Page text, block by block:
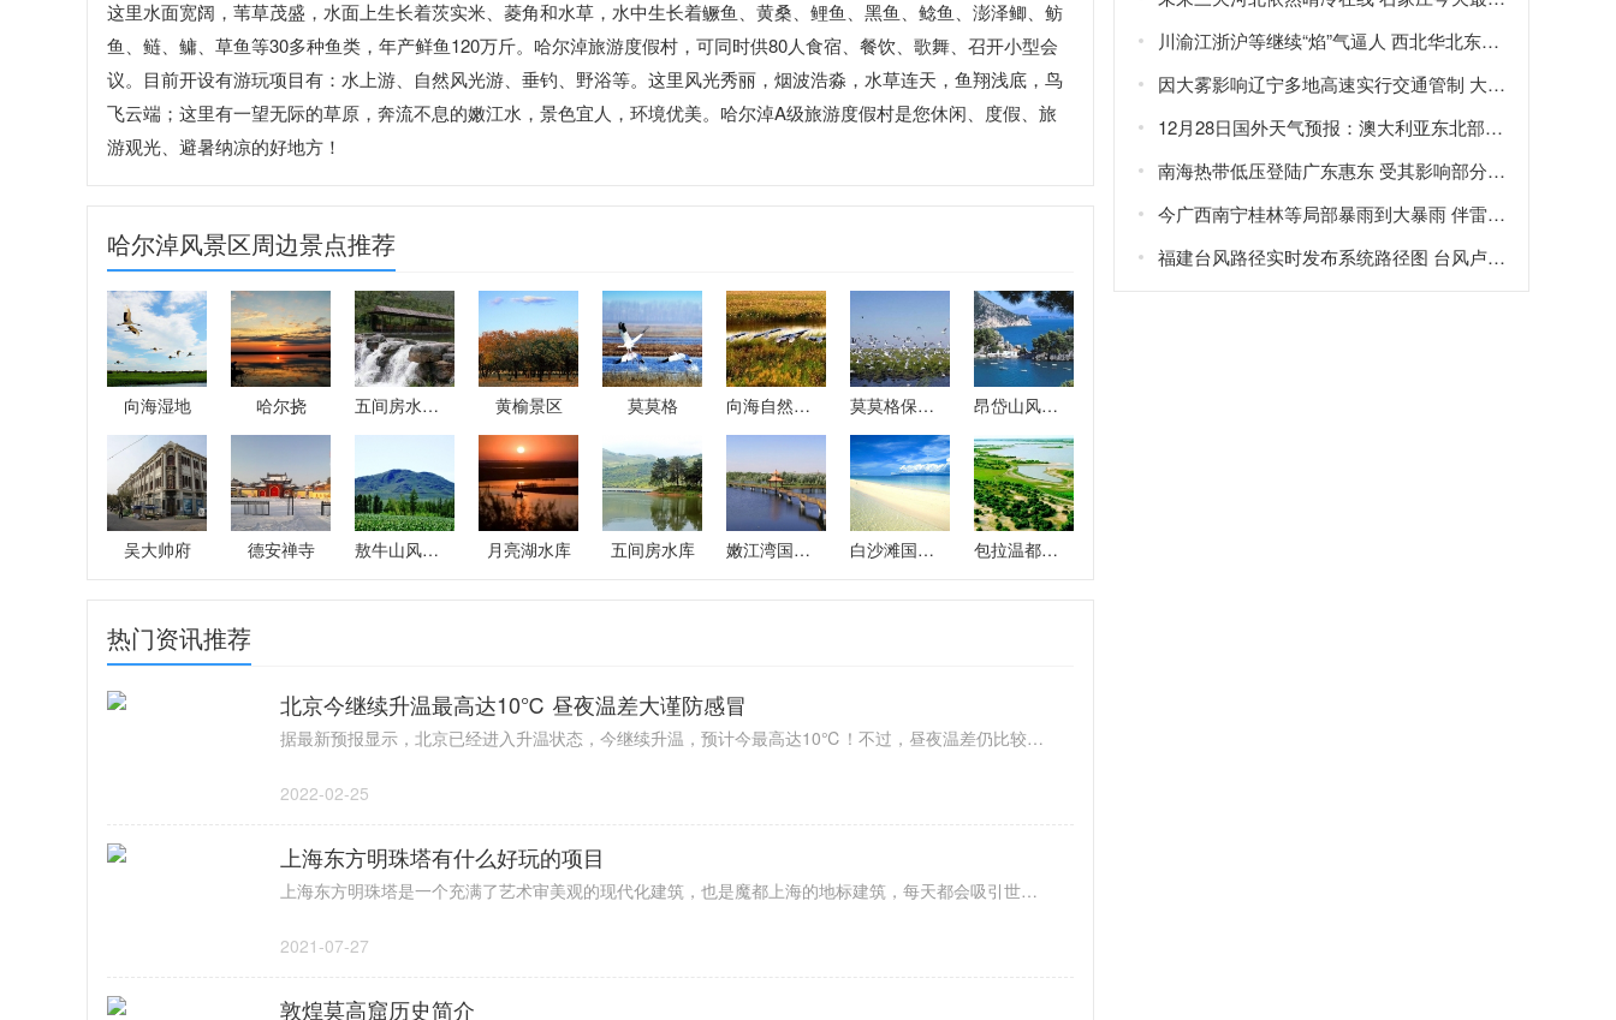
这里水面宽阔，苇草茂盛，水面上生长着茨实米、菱角和水草，水中生长着鳜鱼、黄桑、鲤鱼、黑鱼、鲶鱼、澎泽鲫、鲂
鱼、鲢、鳙、草鱼等30多种鱼类，年产鲜鱼120万斤。哈尔淖旅游度假村，可同时供80人食宿、餐饮、歌舞、召开小型会
议。目前开设有游玩项目有：水上游、自然风光游、垂钓、野浴等。这里风光秀丽，烟波浩淼，水草连天，鱼翔浅底，鸟
飞云端；这里有一望无际的草原，奔流不息的嫩江水，景色宜人，环境优美。哈尔淖A级旅游度假村是您休闲、度假、旅
游观光、避暑纳凉的好地方！
哈尔淖风景区周边景点推荐
向海湿地 哈尔挠 五间房水岛乐园 黄榆景区 莫莫格 向海自然保护区 莫莫格保护区 昂岱山风景区
吴大帅府 德安禅寺 敖牛山风景区 月亮湖水库 五间房水库 嫩江湾国家湿地 白沙滩国家级大 包拉温都省级自
热门资讯推荐
北京今继续升温最高达10℃ 昼夜温差大谨防感冒
据最新预报显示，北京已经进入升温状态，今继续升温，预计今最高达10℃！不过，昼夜温差仍比较大，注意保暖，谨防感冒。从未来天气来看，未来一周北京在晴和多云之间转换，最高气温在11℃左右，白天是比较暖和。不过，天气比较干燥，大家要注意补水和防火。
2022-02-25
上海东方明珠塔有什么好玩的项目
上海东方明珠塔是一个充满了艺术审美观的现代化建筑，也是魔都上海的地标建筑，每天都会吸引世界各地的观光游客前往电视台内部游玩，这里不同的楼层配备了丰富多彩的娱乐休闲美食等场馆。
2021-07-27
敦煌莫高窟历史简介
川渝江浙沪等继续“焰”气逼人 西北华北东北新一轮强降雨在路上
因大雾影响辽宁多地高速实行交通管制 大雾橙色预警生效中
12月28日国外天气预报：澳大利亚东北部局地有大暴雨
南海热带低压登陆广东惠东 受其影响部分地区现暴雨大风
今广西南宁桂林等局部暴雨到大暴雨 伴雷暴大风等强对流
福建台风路径实时发布系统路径图 台风卢碧将生成或直接影响福建